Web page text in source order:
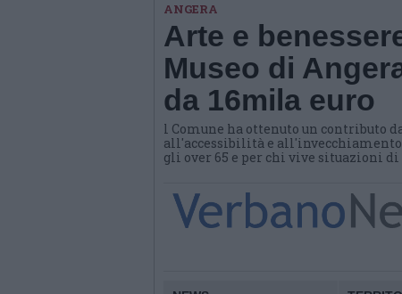
ANGERA
Arte e
Museo di
da 16mila euro
l Comune ha ottenuto un contributo
all'accessibilità e
gli over 65 e per chi vive situazioni